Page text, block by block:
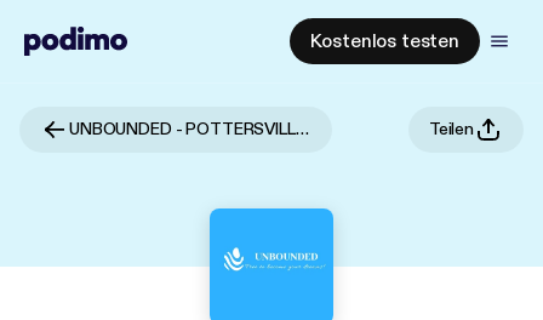
Kostenlos testen
UNBOUNDED - POTTERSVILLE CHURCH Teilen